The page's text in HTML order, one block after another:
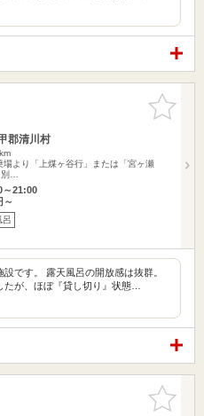
お気に入
りに追加
郡清川村
場より「上煤ヶ谷行」または「宮ヶ瀬
…
～21:00
～
呂
です。 露天風呂の開放感は抜群。
が、ほぼ『貸し切り』状態…
お気に入
りに追加